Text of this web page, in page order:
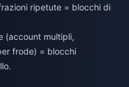
ripetute = blocchi di
(account multipli,
frode) = blocchi